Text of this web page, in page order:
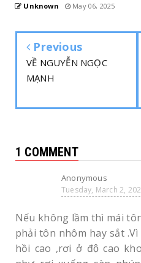
Unknown May 06, 2025
Previous
VỀ NGUYỄN NGỌC
MẠNH
1 COMMENT
Anonymous
Tuesday, March 2,
Nếu không lầm thì mái
phải tôn nhôm hay sắt
hồi cao ,rơi ở độ cao